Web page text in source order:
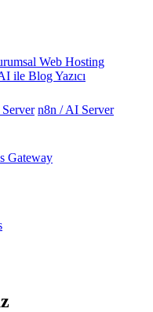
Web Hosting
ile Blog Yazıcı
n8n / AI Server
Gateway